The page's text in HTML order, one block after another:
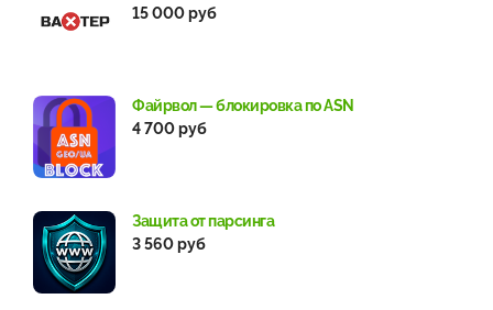
15 000 руб
Файрвол — блокировка по ASN
4 700 руб
Защита от парсинга
3 560 руб